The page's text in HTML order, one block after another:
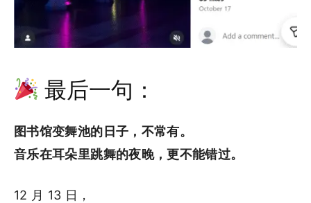
最后一句：
图书馆变舞池的日子，不常有。
音乐在耳朵里跳舞的夜晚，更不能错过。
12 月 13 日，